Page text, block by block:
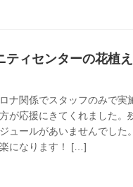
ティセンターの花植
ナ関係でスタッフのみで実
が応援にきてくれました。
ュールがあいませんでした
になります！ […]